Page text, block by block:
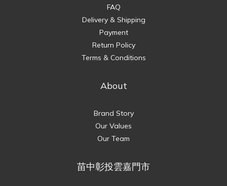
FAQ
Delivery & Shipping
Payment
Return Policy
Terms & Conditions
About
Brand Story
Our Values
Our Team
苗中彰投雲嘉門市